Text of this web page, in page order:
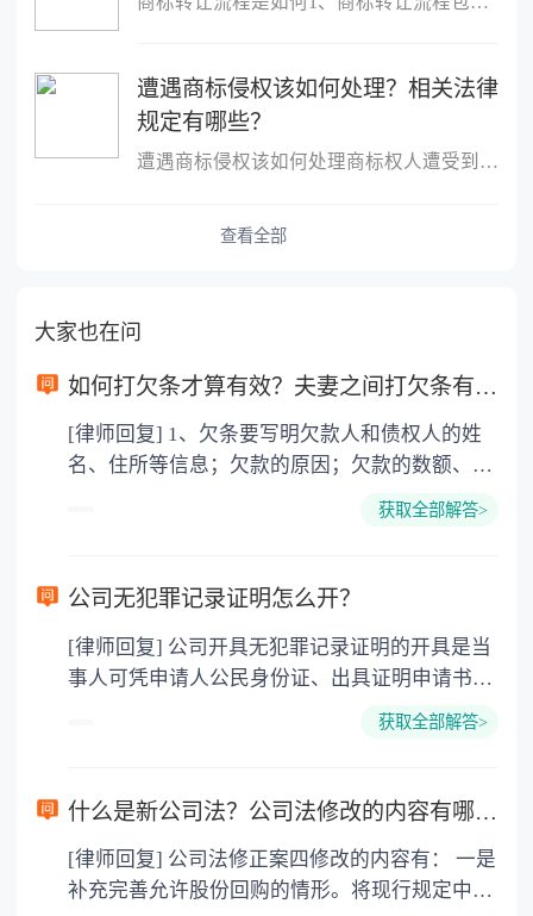
遭遇商标侵权该如何处理？相关法律
规定有哪些？
遭遇商标侵权该如何处理商标权人遭受到商标侵权的，可以要求侵权人...
查看全部
大家也在问
如何打欠条才算有效？夫妻之间打欠条有效吗？
[律师回复] 1、欠条要写明欠款人和债权人的姓
名、住所等信息；欠款的原因；欠款的数额、利
率；以及还款的时间、地点、方式等内容，并符
背公序良俗。 2、法律依据：《中华人民共和国
法律行为有效： (一)行为人具有相应的民事行为
能力； (二)意思表示真实； (三)不违反法律、行
政法规的强制性规定，不违背公序良俗。 第六百
一般包括借款种类、币种、用途、数额、利率、
利放贷，借款的利率不得违反国家有关规定。借
款合同对支付利息没有约定的，视为没有利息。
获取全部解答>
公司无犯罪记录证明怎么开？
[律师回复] 公司开具无犯罪记录证明的开具是当
事人可凭申请人公民身份证、出具证明申请书、
申请执业相关的文书或表格，向被证明对象户籍
“无犯罪”的一个证明。 《刑法》第一百条依
当如实向有关单位报告自己曾受过刑事处罚，不
得隐瞒。犯罪的时候不满十八周岁被判处五年有
获取全部解答>
什么是新公司法？公司法修改的内容有哪些？
[律师回复] 公司法修正案四修改的内容有： 一是
补充完善允许股份回购的情形。将现行规定中